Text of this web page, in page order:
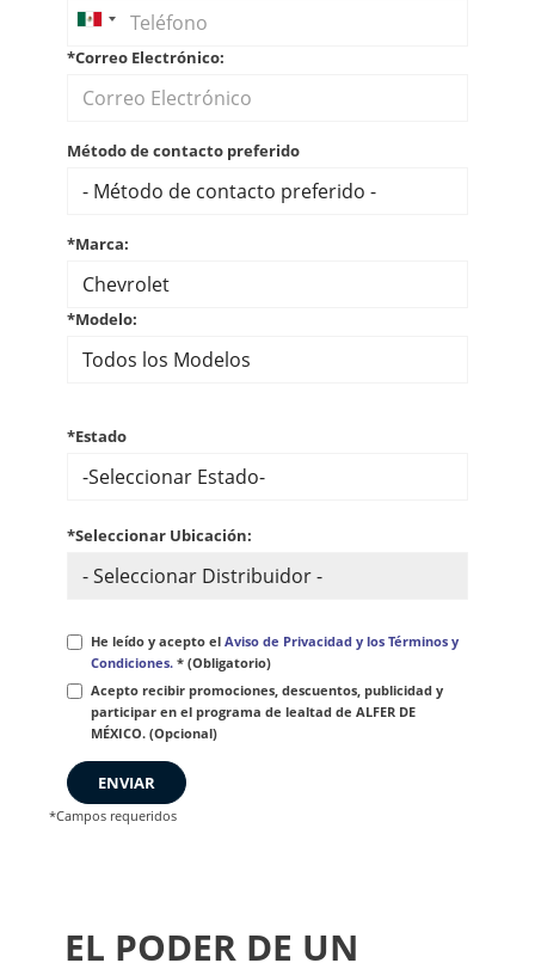
*Correo Electrónico:
Método de contacto preferido
*Marca:
*Modelo:
*Estado
*Seleccionar Ubicación:
He leído y acepto el Aviso de Privacidad y los Términos y
Condiciones. * (Obligatorio)
Acepto recibir promociones, descuentos, publicidad y
participar en el programa de lealtad de ALFER DE
MÉXICO. (Opcional)
ENVIAR
*Campos requeridos
EL PODER DE UN